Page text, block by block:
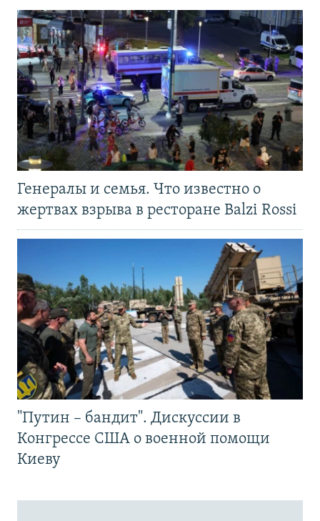
Генералы и семья. Что известно о
жертвах взрыва в ресторане Balzi Rossi
"Путин – бандит". Дискуссии в
Конгрессе США о военной помощи
Киеву